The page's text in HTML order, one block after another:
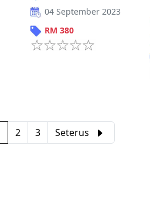
04 September 2023
RM 380
2 3 Seterus